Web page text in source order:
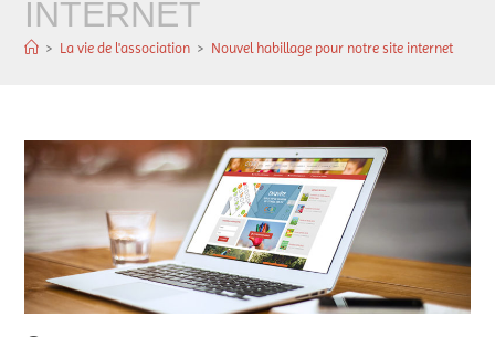
INTERNET
> La vie de l'association > Nouvel habillage pour notre site internet